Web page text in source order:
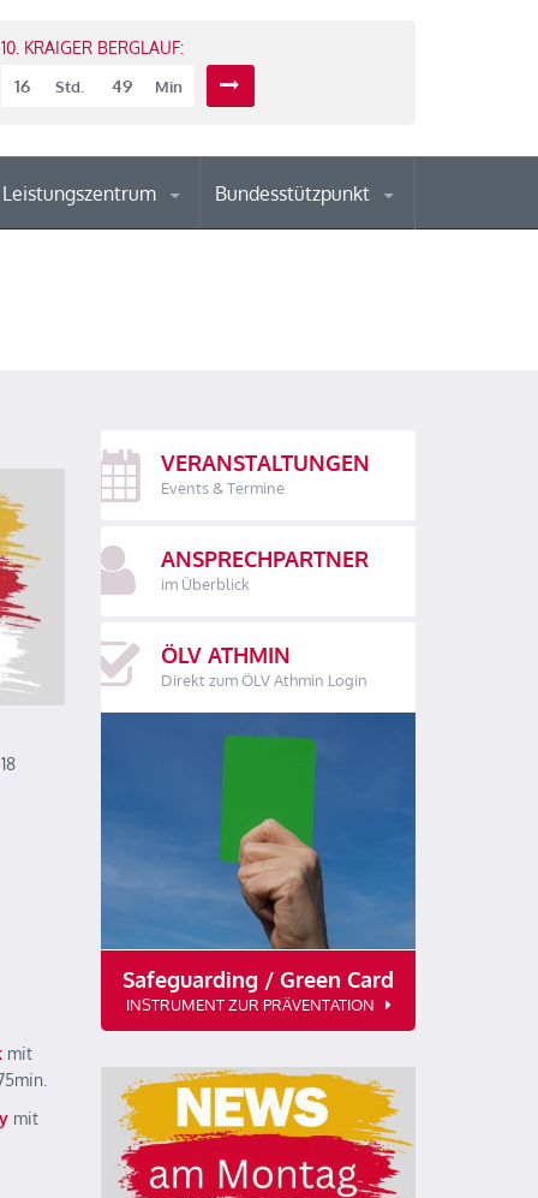
10. KRAIGER BERGLAUF:
16
Std. 49 Min
Leistungszentrum Bundesstützpunkt
mit
mit
VERANSTALTUNGEN
Events & Termine
ANSPRECHPARTNER
im Überblick
ÖLV ATHMIN
Direkt zum ÖLV Athmin Login
Safeguarding / Green Card
INSTRUMENT ZUR PRÄVENTATION